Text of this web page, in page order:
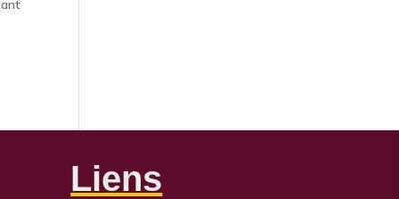
Liens